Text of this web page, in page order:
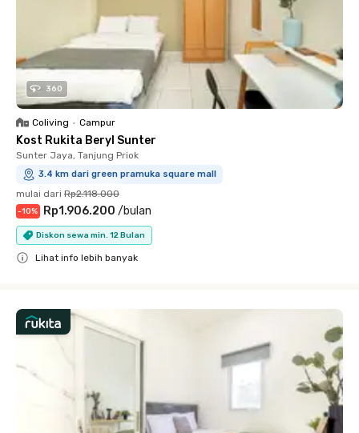
360
Coliving • Campur
Kost Rukita Beryl Sunter
Sunter Jaya, Tanjung Priok
3.4 km dari green pramuka square mall
mulai dari Rp2.118.000
-10% Rp1.906.200 /bulan
Diskon sewa min. 12 Bulan
Lihat info lebih banyak